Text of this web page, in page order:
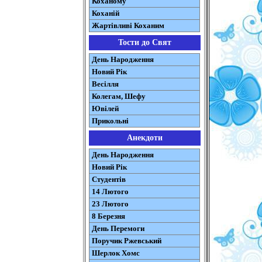
Коханій
Жартівливі Коханим
Тости до Свят
День Народження
Новий Рік
Весілля
Колегам, Шефу
Ювілей
Прикольні
Анекдоти
День Народження
Новий Рік
Студентів
14 Лютого
23 Лютого
8 Березня
День Перемоги
Поручик Ржевський
Шерлок Хомс